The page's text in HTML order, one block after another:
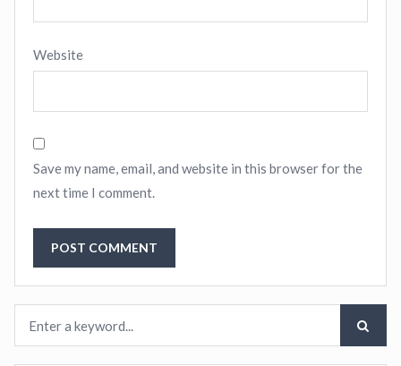
Website
Save my name, email, and website in this browser for the
next time I comment.